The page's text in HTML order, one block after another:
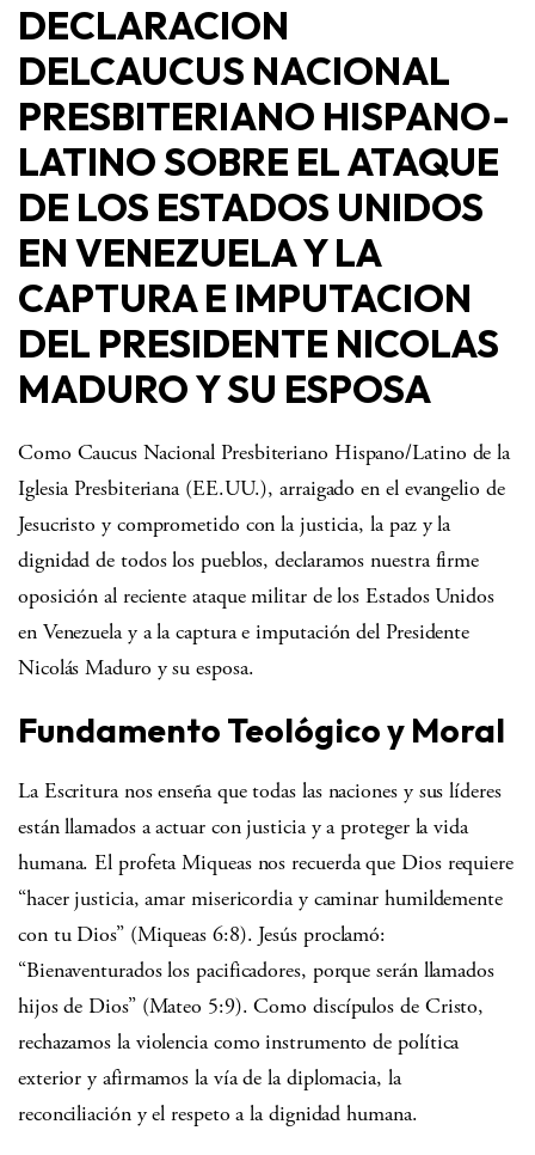
DECLARACION
DELCAUCUS NACIONAL
PRESBITERIANO HISPANO-
LATINOSOBRE EL ATAQUE
DE LOS ESTADOS UNIDOS
EN VENEZUELA Y LA
CAPTURA E IMPUTACION
DEL PRESIDENTE NICOLAS
MADURO Y SU ESPOSA
Como Caucus Nacional Presbiteriano Hispano/Latino de la
Iglesia Presbiteriana (EE.UU.), arraigado en el evangelio de
Jesucristo y comprometido con la justicia, la paz y la
dignidad de todos los pueblos, declaramos nuestra firme
oposición al reciente ataque militar de los Estados Unidos
en Venezuela y a la captura e imputación del Presidente
Nicolás Maduro y su esposa.
Fundamento Teológico y Moral
La Escritura nos enseña que todas las naciones y sus líderes
están llamados a actuar con justicia y a proteger la vida
humana. El profeta Miqueas nos recuerda que Dios requiere
“hacer justicia, amar misericordia y caminar humildemente
con tu Dios” (Miqueas 6:8). Jesús proclamó:
“Bienaventurados los pacificadores, porque serán llamados
hijos de Dios” (Mateo 5:9). Como discípulos de Cristo,
rechazamos la violencia como instrumento de política
exterior y afirmamos la vía de la diplomacia, la
reconciliación y el respeto a la dignidad humana.